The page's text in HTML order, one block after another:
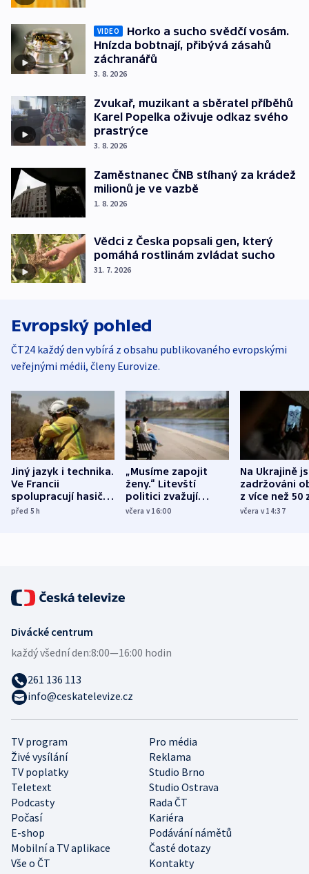
VIDEO
Horko a sucho svědčí vosám.
Hnízda bobtnají, přibývá zásahů
záchranářů
3. 8. 2026
Zvukař, muzikant a sběratel příběhů
Karel Popelka oživuje odkaz svého
prastrýce
3. 8. 2026
Zaměstnanec ČNB stíhaný za krádež
milionů je ve vazbě
1. 8. 2026
Vědci z Česka popsali gen, který
pomáhá rostlinám zvládat sucho
31. 7. 2026
Evropský pohled
ČT24 každý den vybírá z obsahu publikovaného evropskými
veřejnými médii, členy Eurovize.
Jiný jazyk i technika.
Ve Francii
spolupracují hasiči z
různých zemí
před 5h
„Musíme zapojit
ženy.“ Litevští
politici zvažují
dohodu o
včera v 16:00
Na Ukrajině
zadržováni
z více než 50
Bojovali na
včera v 14:37
TV program
Pro média
Živé vysílání
Reklama
TV poplatky
Studio Brno
Teletext
Studio Ostrava
Podcasty
Rada ČT
Počasí
Kariéra
E-shop
Podávání námětů
Mobilní a TV aplikace
Časté dotazy
Vše o ČT
Kontakty
Divácké centrum
každý všední den:8:00—16:00 hodin
261 136 113
info@ceskatelevize.cz